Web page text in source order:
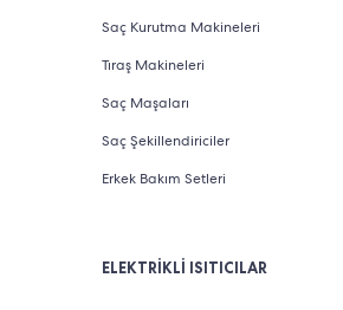
Saç Kurutma Makineleri
Tıraş Makineleri
Saç Maşaları
Saç Şekillendiriciler
Erkek Bakım Setleri
ELEKTRİKLİ ISITICILAR